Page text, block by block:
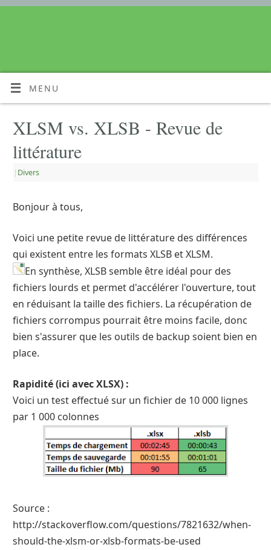
MENU
XLSM vs. XLSB - Revue de
littérature
| Divers
Bonjour à tous,
Voici une petite revue de littérature des différences
qui existent entre les formats XLSB et XLSM.
En synthèse, XLSB semble être idéal pour des
fichiers lourds et permet d'accélérer l'ouverture, tout
en réduisant la taille des fichiers. La récupération de
fichiers corrompus pourrait être moins facile, donc
bien s'assurer que les outils de backup soient bien en
place.
Rapidité (ici avec XLSX) :
Voici un test effectué sur un fichier de 10 000 lignes
par 1 000 colonnes
Source :
http://stackoverflow.com/questions/7821632/when-
should-the-xlsm-or-xlsb-formats-be-used